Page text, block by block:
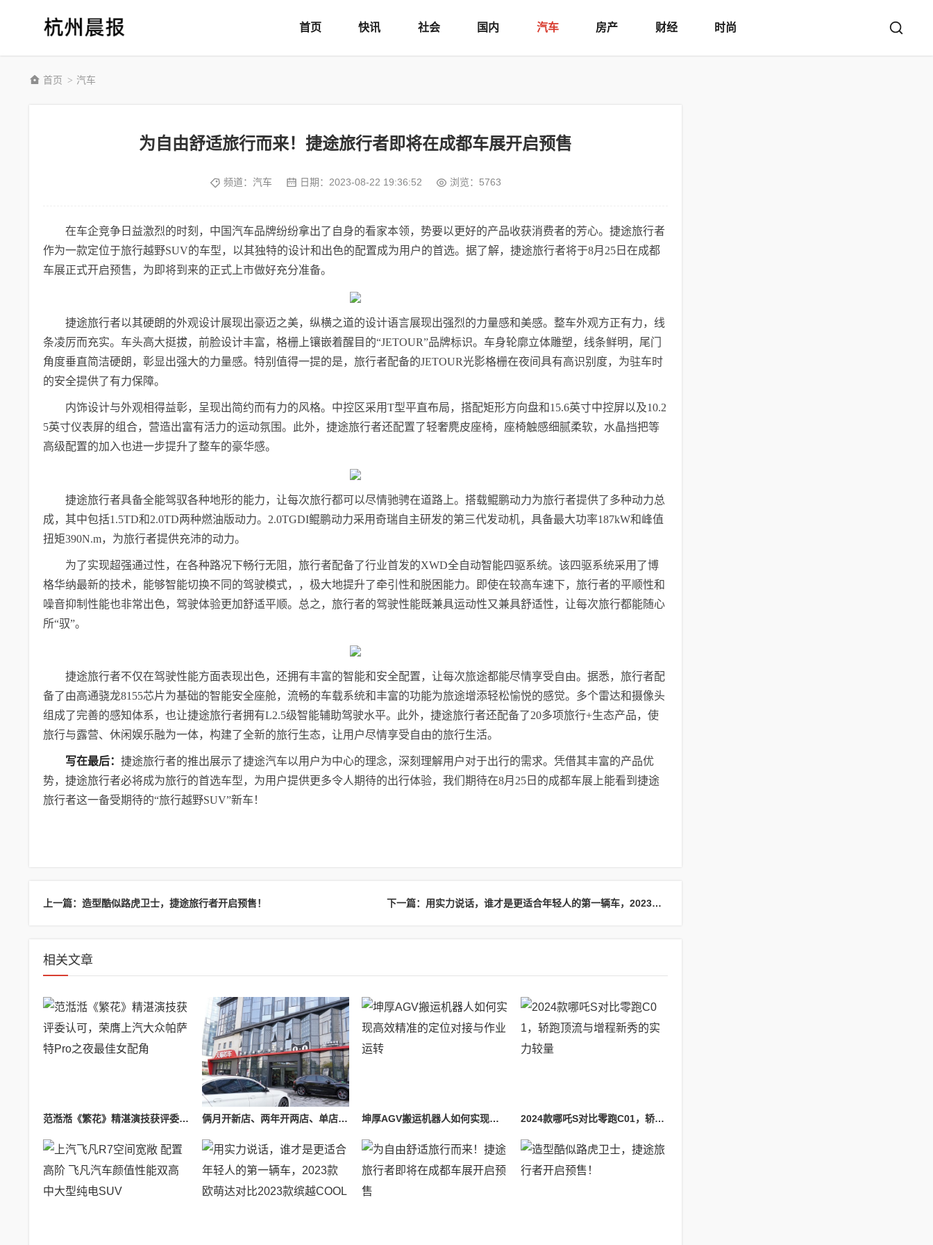
首页 快讯 社会 国内 汽车 房产 财经 时尚
首页 > 汽车
为自由舒适旅行而来！捷途旅行者即将在成都车展开启预售
频道： 汽车 日期： 2023-08-22 19:36:52 浏览：5763
在车企竞争日益激烈的时刻，中国汽车品牌纷纷拿出了自身的看家本领，势要以更好的产品收获消费者的芳心。捷途旅行者
作为一款定位于旅行越野SUV的车型，以其独特的设计和出色的配置成为用户的首选。据了解，捷途旅行者将于8月25日在成都
车展正式开启预售，为即将到来的正式上市做好充分准备。
捷途旅行者以其硬朗的外观设计展现出豪迈之美，纵横之道的设计语言展现出强烈的力量感和美感。整车外观方正有力，线
条凌厉而充实。车头高大挺拔，前脸设计丰富，格栅上镶嵌着醒目的“JETOUR”品牌标识。车身轮廓立体雕塑，线条鲜明，尾门
角度垂直简洁硬朗，彰显出强大的力量感。特别值得一提的是，旅行者配备的JETOUR光影格栅在夜间具有高识别度，为驻车时
的安全提供了有力保障。
内饰设计与外观相得益彰，呈现出简约而有力的风格。中控区采用T型平直布局，搭配矩形方向盘和15.6英寸中控屏以及10.2
5英寸仪表屏的组合，营造出富有活力的运动氛围。此外，捷途旅行者还配置了轻奢麂皮座椅，座椅触感细腻柔软，水晶挡把等
高级配置的加入也进一步提升了整车的豪华感。
捷途旅行者具备全能驾驭各种地形的能力，让每次旅行都可以尽情驰骋在道路上。搭载鲲鹏动力为旅行者提供了多种动力总
成，其中包括1.5TD和2.0TD两种燃油版动力。2.0TGDI鲲鹏动力采用奇瑞自主研发的第三代发动机，具备最大功率187kW和峰值
扭矩390N.m，为旅行者提供充沛的动力。
为了实现超强通过性，在各种路况下畅行无阻，旅行者配备了行业首发的XWD全自动智能四驱系统。该四驱系统采用了博
格华纳最新的技术，能够智能切换不同的驾驶模式，，极大地提升了牵引性和脱困能力。即使在较高车速下，旅行者的平顺性和
噪音抑制性能也非常出色，驾驶体验更加舒适平顺。总之，旅行者的驾驶性能既兼具运动性又兼具舒适性，让每次旅行都能随心
所“驭”。
捷途旅行者不仅在驾驶性能方面表现出色，还拥有丰富的智能和安全配置，让每次旅途都能尽情享受自由。据悉，旅行者配
备了由高通骁龙8155芯片为基础的智能安全座舱，流畅的车载系统和丰富的功能为旅途增添轻松愉悦的感觉。多个雷达和摄像头
组成了完善的感知体系，也让捷途旅行者拥有L2.5级智能辅助驾驶水平。此外，捷途旅行者还配备了20多项旅行+生态产品，使
旅行与露营、休闲娱乐融为一体，构建了全新的旅行生态，让用户尽情享受自由的旅行生活。
写在最后： 捷途旅行者的推出展示了捷途汽车以用户为中心的理念，深刻理解用户对于出行的需求。凭借其丰富的产品优
势，捷途旅行者必将成为旅行的首选车型，为用户提供更多令人期待的出行体验，我们期待在8月25日的成都车展上能看到捷途
旅行者这一备受期待的“旅行越野SUV”新车！
上一篇：造型酷似路虎卫士，捷途旅行者开启预售！ 下一篇：用实力说话，谁才是更适合年轻人的第一辆车，2023款欧萌达对比2023款缤越COOL
相关文章
范湉湉《繁花》精湛演技获评委认可，荣膺上汽大众帕萨特Pro之夜最佳女配角 俩月开新店、两年开两店、单店会员超4500！汽后小白辞百万年薪换道超车 坤厚AGV搬运机器人如何实现高效精准的定位对接与作业运转 2024款哪吒S对比零跑C01，轿跑顶流与增程新秀的实力较量